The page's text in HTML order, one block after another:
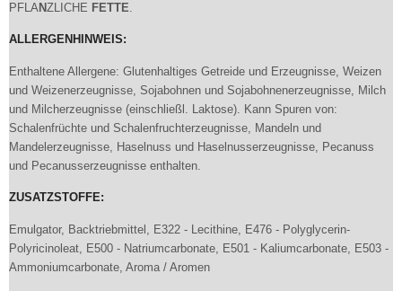
PFLANZLICHE FETTE.
ALLERGENHINWEIS:
Enthaltene Allergene: Glutenhaltiges Getreide und Erzeugnisse, Weizen
und Weizenerzeugnisse, Sojabohnen und Sojabohnenerzeugnisse, Milch
und Milcherzeugnisse (einschließl. Laktose). Kann Spuren von:
Schalenfrüchte und Schalenfruchterzeugnisse, Mandeln und
Mandelerzeugnisse, Haselnuss und Haselnusserzeugnisse, Pecanuss
und Pecanusserzeugnisse enthalten.
ZUSATZSTOFFE:
Emulgator, Backtriebmittel, E322 - Lecithine, E476 - Polyglycerin-
Polyricinoleat, E500 - Natriumcarbonate, E501 - Kaliumcarbonate, E503 -
Ammoniumcarbonate, Aroma / Aromen